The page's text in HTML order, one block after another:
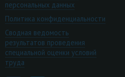
персональных данных
Политика конфиденциальности
Сводная ведомость
результатов проведения
специальной оценки условий
труда